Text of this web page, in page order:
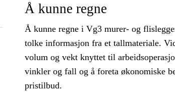
Å kunne regne
Å kunne regne i Vg3 murer- og
tolke informasjon fra et tallmateriale.
volum og vekt knyttet til
vinkler og fall og å foreta økonomiske
pristilbud.